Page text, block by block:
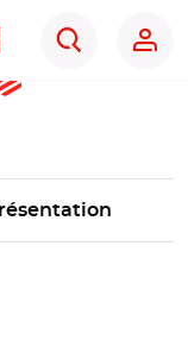
Rechercher
sur Linkedin
page sur Twitter
cette page sur